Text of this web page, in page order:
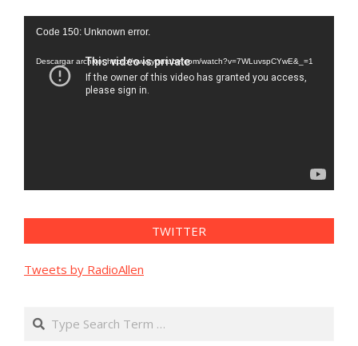
Reproductor
vídeo
Code 150: Unknown error.
Descargar archivo: https://www.youtube.com/watch?v=7WLuvspCYwE&_=1
TWITTER
Tweets by RadioAllen
Search